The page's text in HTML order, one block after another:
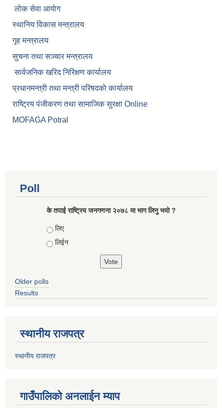
लाेक सेवा आयाेग
स्थानिय विकास मन्त्रालय
गृह मन्त्रालय
सुचना तथा सञ्चार मन्त्रालय
सार्वजनिक खरिद निरिक्षण कार्यालय
प्रधानमन्त्री तथा मन्त्री परिषदकाे कार्यालय
राष्ट्रिय पंजीकरण तथा सामाजिक सुरक्षा Online
MOFAGA Potral
Poll
के तपाई राष्ट्रिय जनगणना २०७८ मा भाग लिनु भयो ?
Choices
लिए
लिईन
Older polls
Results
स्थानीय राजपत्र
स्थानीय राजपत्र
गाउँपालिको अनलाईन म्याप